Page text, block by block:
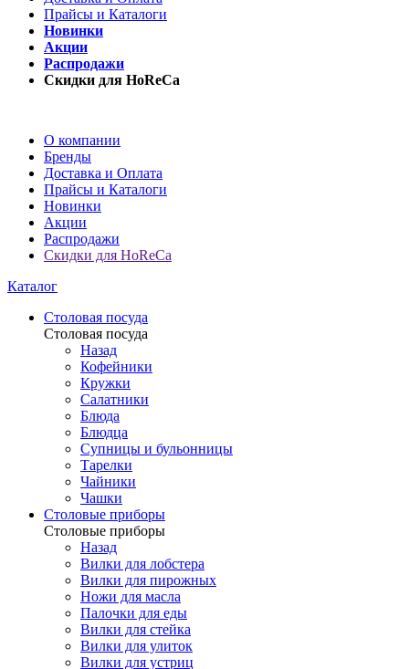
Прайсы и Каталоги
Новинки
Акции
Распродажи
Скидки для HoReCa
О компании
Бренды
Доставка и Оплата
Прайсы и Каталоги
Новинки
Акции
Распродажи
Скидки для HoReCa
Каталог
Столовая посуда
Столовая посуда
Назад
Кофейники
Кружки
Салатники
Блюда
Блюдца
Супницы и бульонницы
Тарелки
Чайники
Чашки
Cтоловые приборы
Cтоловые приборы
Назад
Вилки для лобстера
Вилки для пирожных
Ножи для масла
Палочки для еды
Вилки для стейка
Вилки для улиток
Вилки для устриц